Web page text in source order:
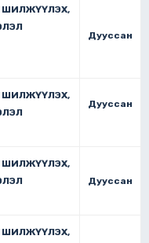
ШИЛЖҮҮЛЭХ,
Дууссан
ШИЛЖҮҮЛЭХ,
Дууссан
ШИЛЖҮҮЛЭХ,
Дууссан
ШИЛЖҮҮЛЭХ,